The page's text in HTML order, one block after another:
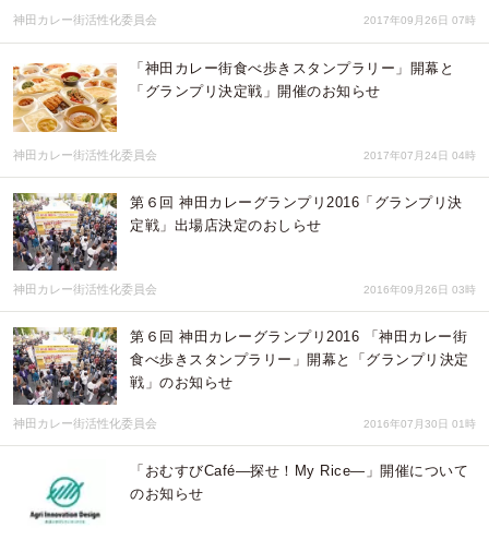
神田カレー街活性化委員会 2017年09月26日 07時
「神田カレー街食べ歩きスタンプラリー」開幕と
「グランプリ決定戦」開催のお知らせ
神田カレー街活性化委員会 2017年07月24日 04時
第６回 神田カレーグランプリ2016「グランプリ決
定戦」出場店決定のおしらせ
神田カレー街活性化委員会 2016年09月26日 03時
第６回 神田カレーグランプリ2016 「神田カレー街
食べ歩きスタンプラリー」開幕と「グランプリ決定
戦」のお知らせ
神田カレー街活性化委員会 2016年07月30日 01時
「おむすびCafé―探せ！My Rice―」開催について
のお知らせ